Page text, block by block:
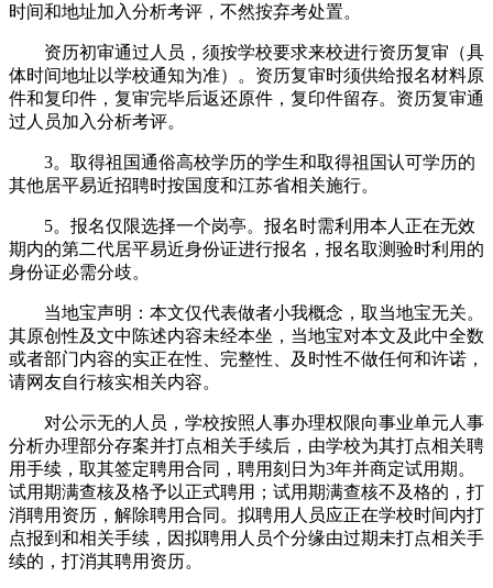
时间和地址加入分析考评，不然按弃考处置。
资历初审通过人员，须按学校要求来校进行资历复审（具
体时间地址以学校通知为准）。资历复审时须供给报名材料原
件和复印件，复审完毕后返还原件，复印件留存。资历复审通
过人员加入分析考评。
3。取得祖国通俗高校学历的学生和取得祖国认可学历的
其他居平易近招聘时按国度和江苏省相关施行。
5。报名仅限选择一个岗亭。报名时需利用本人正在无效
期内的第二代居平易近身份证进行报名，报名取测验时利用的
身份证必需分歧。
当地宝声明：本文仅代表做者小我概念，取当地宝无关。
其原创性及文中陈述内容未经本坐，当地宝对本文及此中全数
或者部门内容的实正在性、完整性、及时性不做任何和许诺，
请网友自行核实相关内容。
对公示无的人员，学校按照人事办理权限向事业单元人事
分析办理部分存案并打点相关手续后，由学校为其打点相关聘
用手续，取其签定聘用合同，聘用刻日为3年并商定试用期。
试用期满查核及格予以正式聘用；试用期满查核不及格的，打
消聘用资历，解除聘用合同。拟聘用人员应正在学校时间内打
点报到和相关手续，因拟聘用人员个分缘由过期未打点相关手
续的，打消其聘用资历。